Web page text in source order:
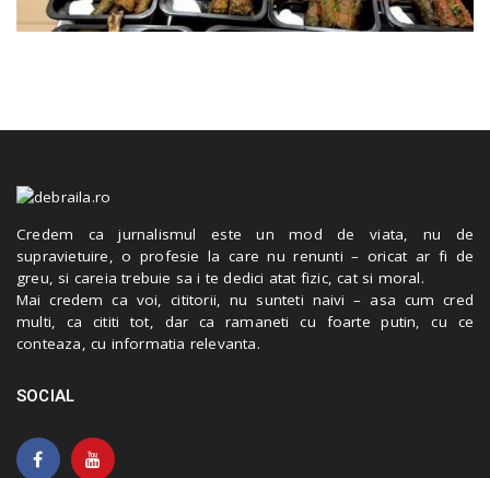
Credem ca jurnalismul este un mod de viata, nu de
supravietuire, o profesie la care nu renunti – oricat ar fi de
greu, si careia trebuie sa i te dedici atat fizic, cat si moral.
Mai credem ca voi, cititorii, nu sunteti naivi – asa cum cred
multi, ca cititi tot, dar ca ramaneti cu foarte putin, cu ce
conteaza, cu informatia relevanta.
SOCIAL